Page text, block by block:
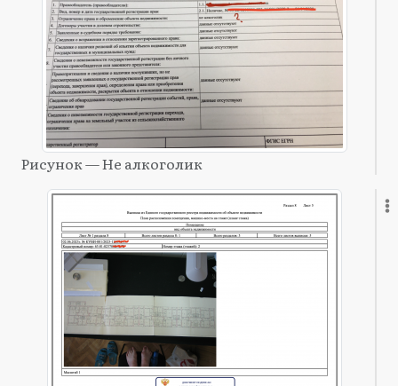
Рисунок — Не алкоголик